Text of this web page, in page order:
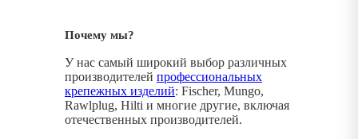
Почему мы?
У нас самый широкий выбор различных
производителей профессиональных
крепежных изделий: Fischer, Mungo,
Rawlplug, Hilti и многие другие, включая
отечественных производителей.